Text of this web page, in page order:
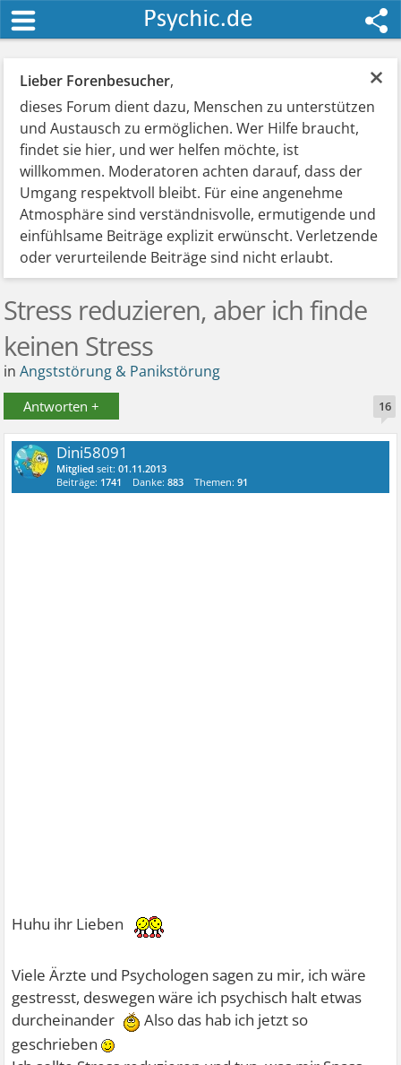
×
Lieber Forenbesucher,
dieses Forum dient dazu, Menschen zu unterstützen
und Austausch zu ermöglichen. Wer Hilfe braucht,
findet sie hier, und wer helfen möchte, ist
willkommen. Moderatoren achten darauf, dass der
Umgang respektvoll bleibt. Für eine angenehme
Atmosphäre sind verständnisvolle, ermutigende und
einfühlsame Beiträge explizit erwünscht. Verletzende
oder verurteilende Beiträge sind nicht erlaubt.
Stress reduzieren, aber ich finde
keinen Stress
inAngststörung & Panikstörung
Antworten + 16
Dini58091
Mitglied seit:01.11.2013
Beiträge: 1741 Danke:883 Themen:91
Huhu ihr Lieben
Viele Ärzte und Psychologen sagen zu mir, ich wäre
gestresst, deswegen wäre ich psychisch halt etwas
durcheinander
Also das hab ich jetzt so
geschrieben